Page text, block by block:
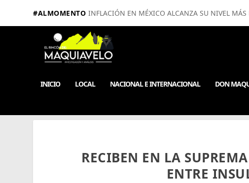
#ALMOMENTO INFLACIÓN EN MÉXICO ALCANZA SU NIVEL MÁS
INICIO LOCAL NACIONAL E INTERNACIONAL DON
RECIBEN EN LA
ENTRE